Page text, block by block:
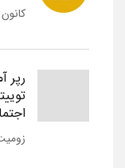
رپر